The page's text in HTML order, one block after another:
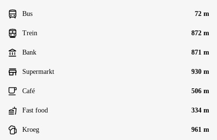
Bus 72 m
Trein 872 m
Bank 871 m
Supermarkt 930 m
Café 506 m
Fast food 334 m
Kroeg 961 m